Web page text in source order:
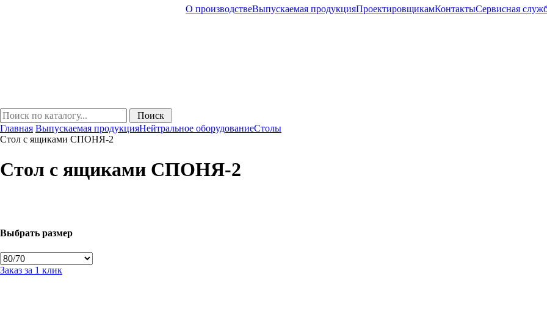
О производствеВыпускаемая продукцияПроектировщикамКонтактыCервисная
Главная Выпускаемая продукцияНейтральное оборудованиеСтолы
Стол с ящиками СПОНЯ-2
Стол с ящиками СПОНЯ-2
Выбрать размер
Заказ за 1 клик